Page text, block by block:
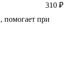
310 ₽
помогает при